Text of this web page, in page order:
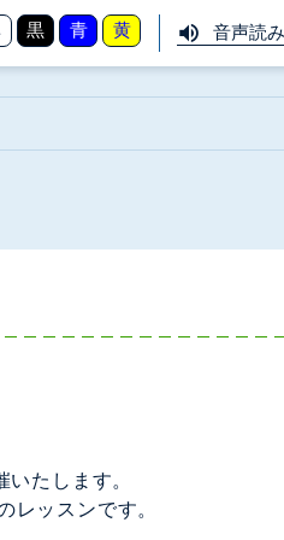
黒 青 黄 音声読
たします。
レッスンです。